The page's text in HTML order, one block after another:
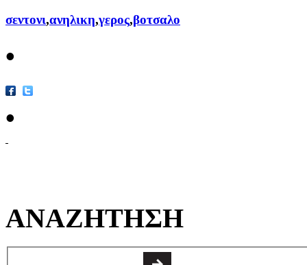
σεντονι,ανηλικη,γερος,βοτσαλο
•
•
ΑΝΑΖΗΤΗΣΗ